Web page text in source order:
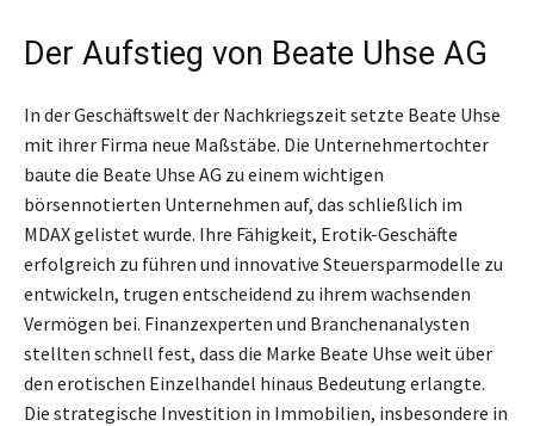
Der Aufstieg von Beate Uhse AG
In der Geschäftswelt der Nachkriegszeit setzte Beate Uhse
mit ihrer Firma neue Maßstäbe. Die Unternehmertochter
baute die Beate Uhse AG zu einem wichtigen
börsennotierten Unternehmen auf, das schließlich im
MDAX gelistet wurde. Ihre Fähigkeit, Erotik-Geschäfte
erfolgreich zu führen und innovative Steuersparmodelle zu
entwickeln, trugen entscheidend zu ihrem wachsenden
Vermögen bei. Finanzexperten und Branchenanalysten
stellten schnell fest, dass die Marke Beate Uhse weit über
den erotischen Einzelhandel hinaus Bedeutung erlangte.
Die strategische Investition in Immobilien, insbesondere in